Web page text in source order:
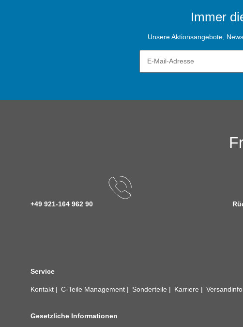
Immer
Unsere Aktionsangebote,
+49 921-164 962 90
Service
Kontakt C-Teile Management Sonderteile Karriere
Gesetzliche Informationen